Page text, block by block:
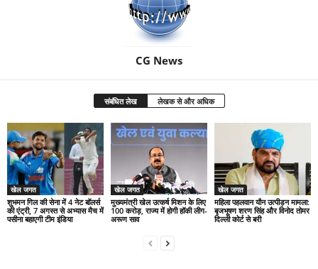
CG News
संबंधित लेख लेखक से और अधिक
खेल जगत
शुभमन गिल की सेना में 4 नेट बॉलर्स
की एंट्री, 7 अगस्त से अभ्यास मैच में
पसीना बहाएगी टीम इंडिया
खेल जगत
मुख्यमंत्री खेल उत्कर्ष मिशन के लिए
100 करोड़, राज्य में होगी हॉकी लीग-
अरूण साव
खेल जगत
महिला पहलवान यौन उत्पीड़न मामला:
बृजभूषण शरण सिंह और विनोद तोमर
दिल्ली कोर्ट से बरी